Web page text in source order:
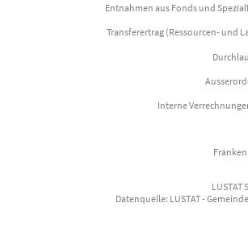
The chart has 1 Y axis displaying
Entnahmen aus Fonds und
Transferertrag (Ressourcen- und
Interne
LUSTAT
Datenquelle: LUSTAT -